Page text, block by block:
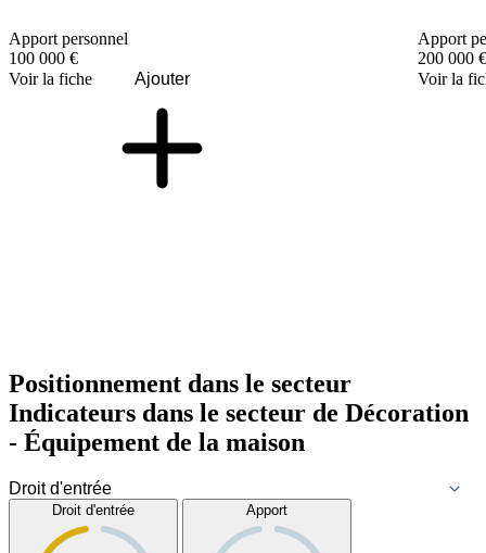
Apport personnel
100 000 €
Voir la fiche
Ajouter
Apport
200 000 €
Voir la
Positionnement dans le secteur
Indicateurs dans le secteur de Décoration
- Équipement de la maison
Droit d'entrée Apport